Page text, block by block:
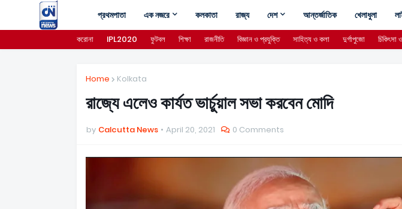
প্রথমপাতা এক নজরে কলকাতা রাজ্য দেশ আন্তর্জাতিক খেলাধুলা
করোনা IPL2020 ফুটবল শিক্ষা রাজনীতি বিজ্ঞান ও প্রযুক্তি সাহিত্য ও কলা দুর্গাপুজো চিকিৎসা
Home Kolkata
রাজ্যে এলেও কার্যত ভার্চুয়াল সভা করবেন মোদি
by Calcutta News April 20, 2021 0 Comments